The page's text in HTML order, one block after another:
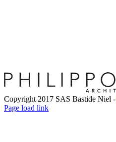
Copyright 2017 SAS Bastide Niel -
Facebook
Twitter
LinkedIn
Instagram
Pinterest
Page load link